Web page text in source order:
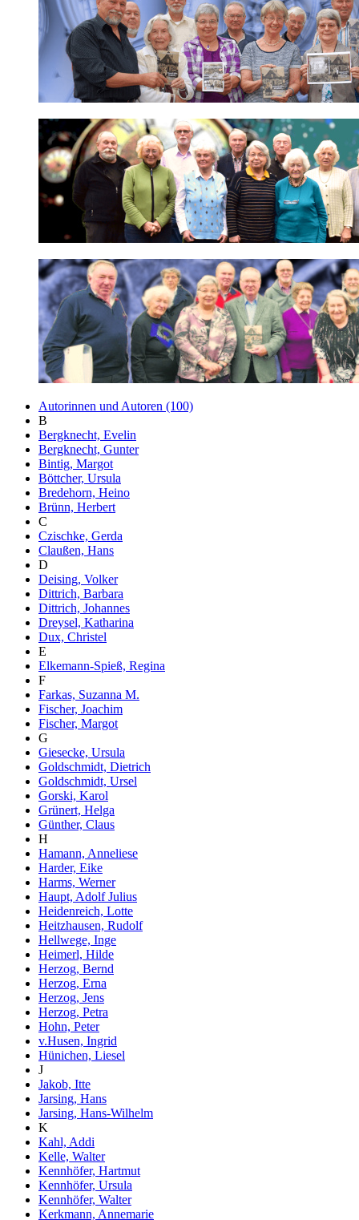
Autorinnen und Autoren (100)
B
Bergknecht, Evelin
Bergknecht, Gunter
Bintig, Margot
Böttcher, Ursula
Bredehorn, Heino
Brünn, Herbert
C
Czischke, Gerda
Claußen, Hans
D
Deising, Volker
Dittrich, Barbara
Dittrich, Johannes
Dreysel, Katharina
Dux, Christel
E
Elkemann-Spieß, Regina
F
Farkas, Suzanna M.
Fischer, Joachim
Fischer, Margot
G
Giesecke, Ursula
Goldschmidt, Dietrich
Goldschmidt, Ursel
Gorski, Karol
Grünert, Helga
Günther, Claus
H
Hamann, Anneliese
Harder, Eike
Harms, Werner
Haupt, Adolf Julius
Heidenreich, Lotte
Heitzhausen, Rudolf
Hellwege, Inge
Heimerl, Hilde
Herzog, Bernd
Herzog, Erna
Herzog, Jens
Herzog, Petra
Hohn, Peter
v.Husen, Ingrid
Hünichen, Liesel
J
Jakob, Itte
Jarsing, Hans
Jarsing, Hans-Wilhelm
K
Kahl, Addi
Kelle, Walter
Kennhöfer, Hartmut
Kennhöfer, Ursula
Kennhöfer, Walter
Kerkmann, Annemarie